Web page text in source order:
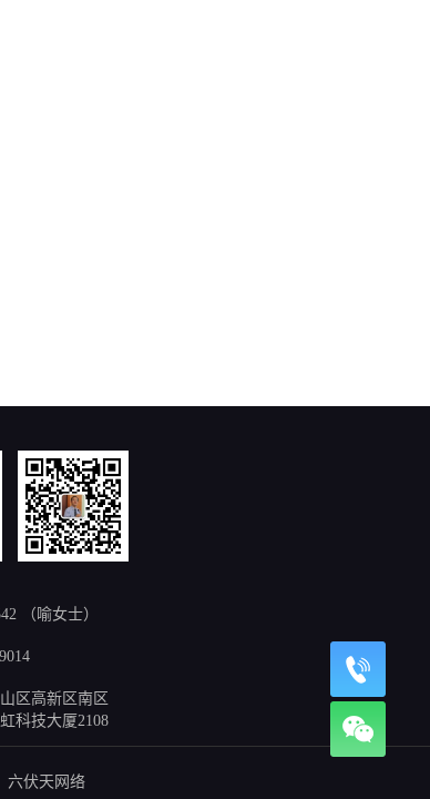
（喻女士）
区高新区南区
科技大厦2108
六伏天网络